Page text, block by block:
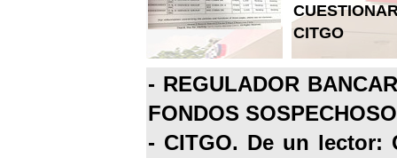
CITGO
- REGULADOR
FONDOS
- CITGO. De un lector: